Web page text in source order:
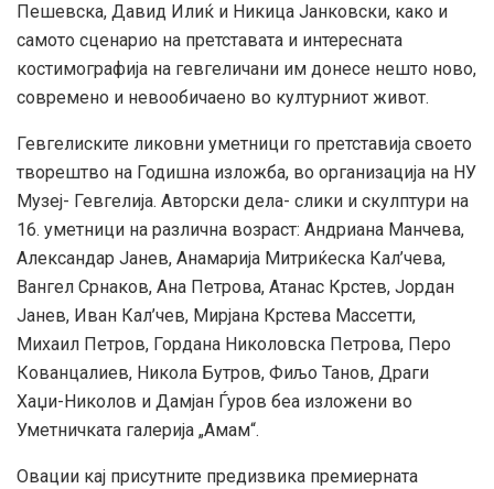
Пешевска, Давид Илиќ и Никица Јанковски, како и
самото сценарио на претставата и интересната
костимографија на гевгеличани им донесе нешто ново,
современо и невообичаено во културниот живот.
Гевгелиските ликовни уметници го претставија своето
творештво на Годишна изложба, во организација на НУ
Музеј- Гевгелија. Авторски дела- слики и скулптури на
16. уметници на различна возраст: Андриана Манчева,
Александар Јанев, Aнамарија Митриќеска Кал’чева,
Вангел Срнаков, Ана Петрова, Атанас Крстев, Јордан
Јанев, Иван Кал’чев, Мирјана Крстева Массетти,
Михаил Петров, Гордана Николовска Петрова, Перо
Кованцалиев, Никола Бутров, Фиљо Танов, Драги
Хаџи-Николов и Дамјан Ѓуров беа изложени во
Уметничката галерија „Амам“.
Овации кај присутните предизвика премиерната